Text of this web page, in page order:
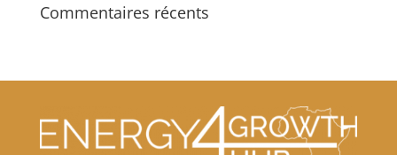
Commentaires récents